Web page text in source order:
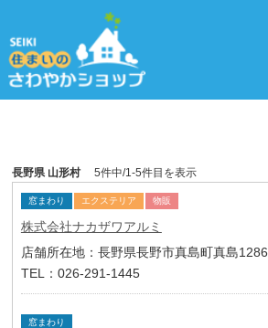
長野県 山形村5件中/1-5件目を表示
窓まわり エクステリア 物販
株式会社ナカザワアルミ
店舗所在地：長野県長野市真島町真島1286
TEL：026-291-1445
窓まわり